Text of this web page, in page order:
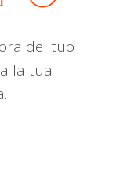
del tuo
la tua